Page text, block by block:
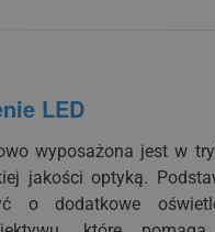
LED
wyposażona jest w
jakości optyką.
o dodatkowe